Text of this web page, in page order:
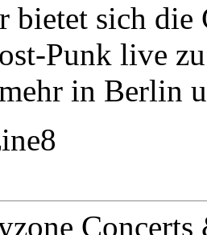
bietet sich die
Punk live
in Berlin